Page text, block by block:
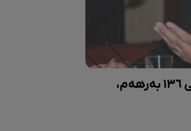
زەینەلعابدین زنار، خاوەنی ١٣٦ بەرهەم،